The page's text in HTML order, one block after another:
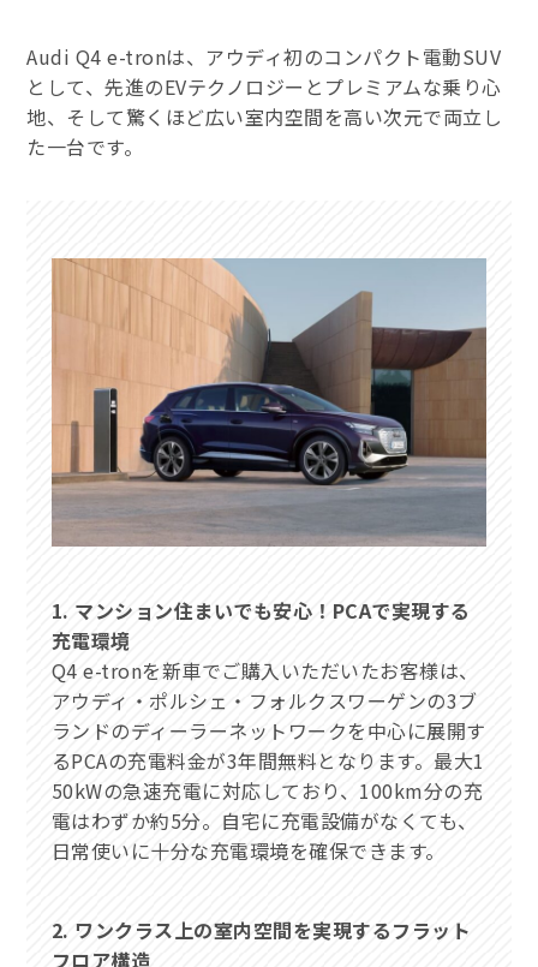
Audi Q4 e-tronは、アウディ初のコンパクト電動SUV
として、先進のEVテクノロジーとプレミアムな乗り心
地、そして驚くほど広い室内空間を高い次元で両立し
た一台です。
1. マンション住まいでも安心！PCAで実現する
充電環境
Q4 e-tronを新車でご購入いただいたお客様は、
アウディ・ポルシェ・フォルクスワーゲンの3ブ
ランドのディーラーネットワークを中心に展開す
るPCAの充電料金が3年間無料となります。最大1
50kWの急速充電に対応しており、100km分の充
電はわずか約5分。自宅に充電設備がなくても、
日常使いに十分な充電環境を確保できます。
2. ワンクラス上の室内空間を実現するフラット
フロア構造